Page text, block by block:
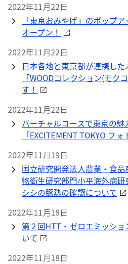
2022年11月22日
「東京おみやげ」のポップ
オープン！
2022年11月22日
日本各地と東京都が連携し
「WOODコレクション(モク
す！
2022年11月22日
バーチャルコースで東京の魅
「EXCITEMENT TOKYO フ
2022年11月19日
国立研究開発法人農業・食
物衛生研究部門小平海外病
シシの豚熱の確認について
2022年11月18日
第２回HTT・ゼロエミッシ
いて
2022年11月18日